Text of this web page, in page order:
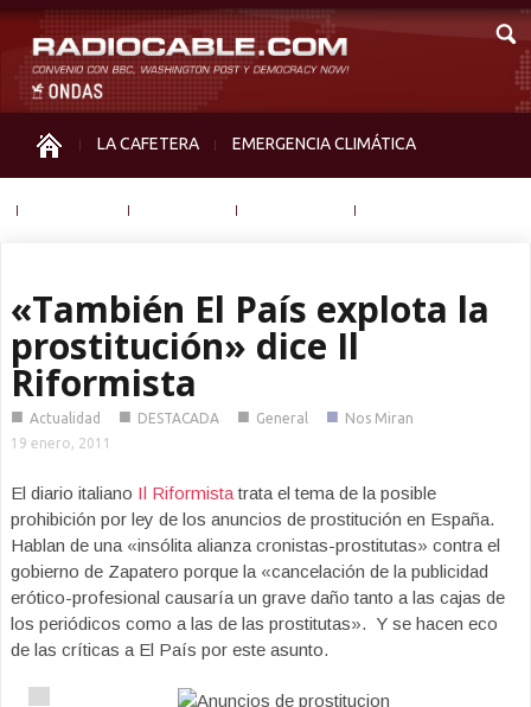
LA CAFETERA EMERGENCIA CLIMÁTICA
«También El País explota la
prostitución» dice Il
Riformista
■ Actualidad ■ DESTACADA ■ General ■ Nos Miran
19 enero, 2011
El diario italiano Il Riformistatrata el tema de la posible
prohibición por ley de los anuncios de prostitución en España.
Hablan de una «insólita alianza cronistas-prostitutas» contra el
gobierno de Zapatero porque la «cancelación de la publicidad
erótico-profesional causaría un grave daño tanto a las cajas de
los periódicos como a las de las prostitutas». Y se hacen eco
de las críticas a El País por este asunto.